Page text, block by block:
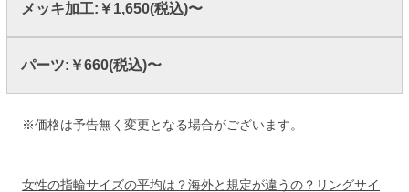
メッキ加工:￥1,650(税込)〜
パーツ:￥660(税込)〜
※価格は予告無く変更となる場合がございます。
女性の指輪サイズの平均は？海外と規定が違うの？リングサイ